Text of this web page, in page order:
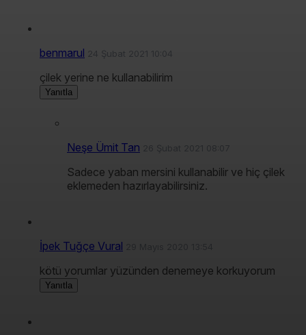
benmarul 24 Şubat 2021 10:04
çilek yerine ne kullanabilirim
Yanıtla
Neşe Ümit Tan 26 Şubat 2021 08:07
Sadece yaban mersini kullanabilir ve hiç çilek
eklemeden hazırlayabilirsiniz.
İpek Tuğçe Vural
kötü yorumlar yüzünden denemeye korkuyorum
Yanıtla